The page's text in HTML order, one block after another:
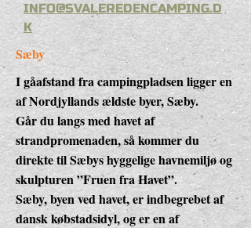
INFO@SVALEREDENCAMPING.D
K
Sæby
I gåafstand fra campingpladsen ligger en
af Nordjyllands ældste byer, Sæby.
Går du langs med havet af
strandpromenaden, så kommer du
direkte til Sæbys hyggelige havnemiljø og
skulpturen ”Fruen fra Havet”.
Sæby, byen ved havet, er indbegrebet af
dansk købstadsidyl, og er en af